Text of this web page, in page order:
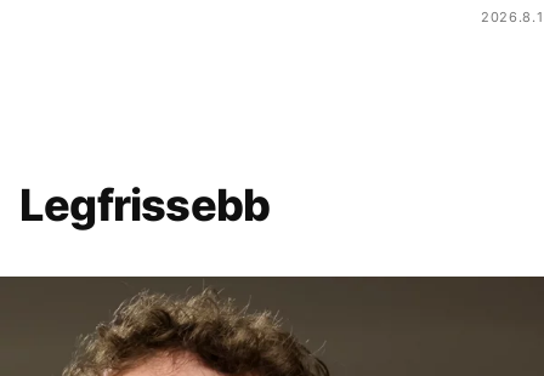
Legfrissebb